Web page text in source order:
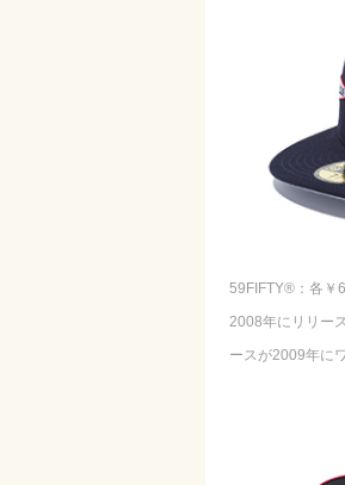
59FIFTY®：各￥
2008年にリリー
ースが2009年に